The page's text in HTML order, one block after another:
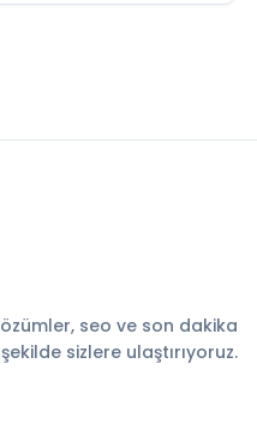
seo ve son dakika
sizlere ulaştırıyoruz.